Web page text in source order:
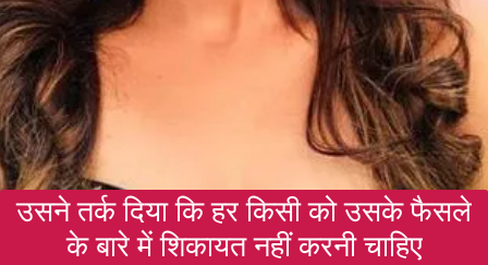
उसने तर्क दिया कि हर किसी को उसके फैसले
के बारे में शिकायत नहीं करनी चाहिए